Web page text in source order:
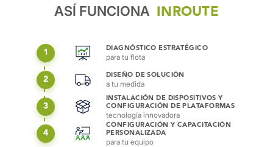
ASÍ FUNCIONA INROUTE
1 DIAGNÓSTICO ESTRATÉGICO
para tu flota
2 DISEÑO DE SOLUCIÓN
a tu medida
3
INSTALACIÓN DE DISPOSITIVOS Y
CONFIGURACIÓN DE PLATAFORMAS
tecnología innovadora
4
CONFIGURACIÓN Y CAPACITACIÓN
PERSONALIZADA
para tu equipo